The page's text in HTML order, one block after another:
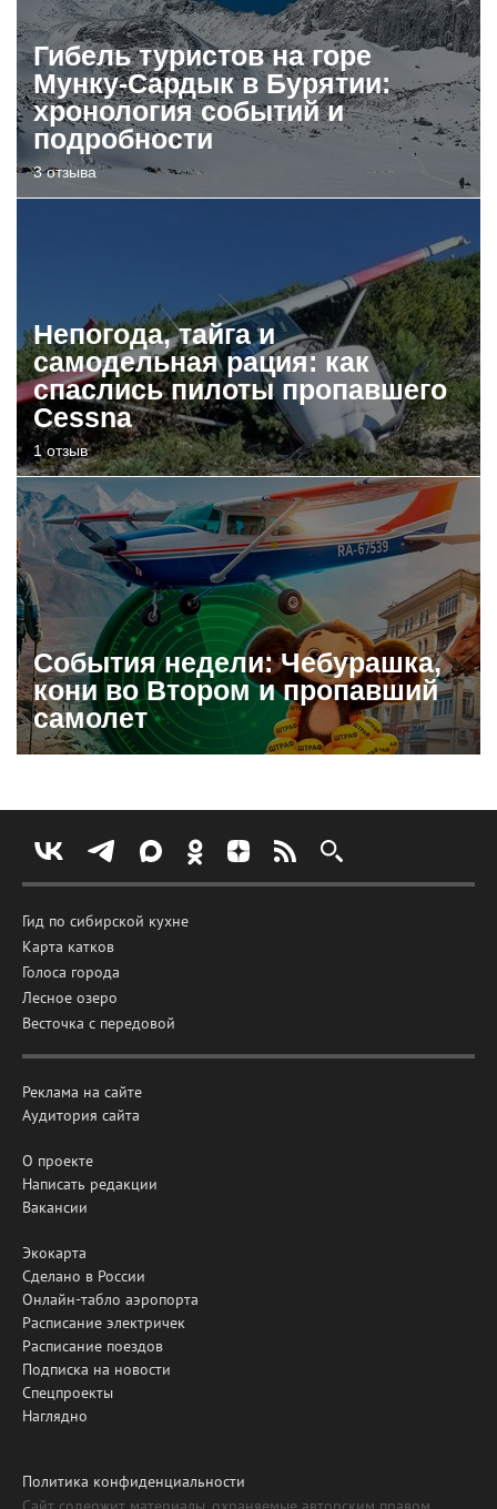
Гибель туристов на горе
Мунку-Сардык в Бурятии:
хронология событий и
подробности
3 отзыва
Непогода, тайга и
самодельная рация: как
спаслись пилоты пропавшего
Cessna
1 отзыв
События недели: Чебурашка,
кони во Втором и пропавший
самолет
Гид по сибирской кухне
Карта катков
Голоса города
Лесное озеро
Весточка с передовой
Реклама на сайте
Аудитория сайта
О проекте
Написать редакции
Вакансии
Экокарта
Сделано в России
Онлайн-табло аэропорта
Расписание электричек
Расписание поездов
Подписка на новости
Спецпроекты
Наглядно
Политика конфиденциальности